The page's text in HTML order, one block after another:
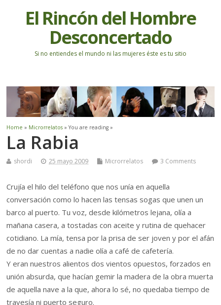
El Rincón del Hombre
Desconcertado
Si no entiendes el mundo ni las mujeres éste es tu sitio
Home » Microrrelatos » You are reading »
La Rabia
shordi 25 mayo 2009 Microrrelatos 3 Comments
Crujía el hilo del teléfono que nos unía en aquella
conversación como lo hacen las tensas sogas que unen un
barco al puerto. Tu voz, desde kilómetros lejana, olía a
mañana casera, a tostadas con aceite y rutina de quehacer
cotidiano. La mía, tensa por la prisa de ser joven y por el afán
de no dar cuentas a nadie olía a café de cafetería.
Y eran nuestros alientos dos vientos opuestos, forzados en
unión absurda, que hacían gemir la madera de la obra muerta
de aquella nave a la que, ahora lo sé, no quedaba tiempo de
travesía ni puerto seguro.